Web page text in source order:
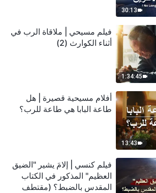
30:13
1:34:45
فيلم مسيحي | ملاقاة الرب في
أثناء الكوارث (2)
13:43
أفلام مسيحية قصيرة | هل
طاعة البابا هي طاعة للرب؟
فيلم كنسي | إلامَ يشير "الضيق
العظيم" المذكور في الكتاب
المقدس بالضبط؟ (مقتطف